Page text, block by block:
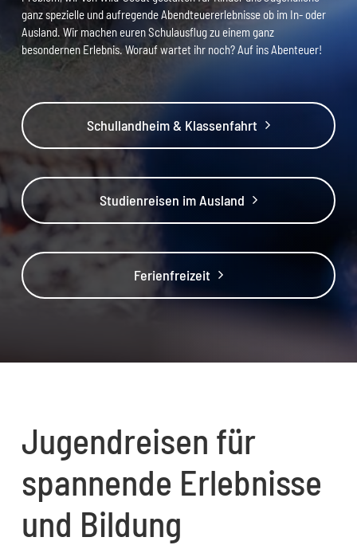
Wandern
Quadfahren
Mountainbiking
E-Mountainbiking
River-Tubing
Rodeln im Allgäu
Eisstockschießen
Orientierungsrallye
Teamerlebnisparcour
Hütten-Tagung
Mühlen-Tagung
Tagen in Tipis
ganz spezielle und aufregende Abendteuererlebnisse ob im In- oder
Ausland. Wir machen euren Schulausflug zu einem ganz
besondernen Erlebnis. Worauf wartet ihr noch? Auf ins Abenteuer!
Schullandheim & Klassenfahrt
Studienreisen im Ausland
Ferienfreizeit
Jugendreisen für
spannende Erlebnisse
und Bildung